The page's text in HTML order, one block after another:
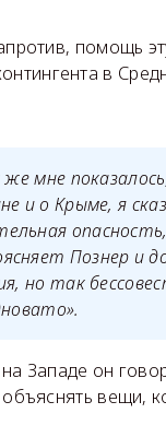
помощь
в
мне
и о Крыме, я
Познер и
но так
Западе он
вещи,